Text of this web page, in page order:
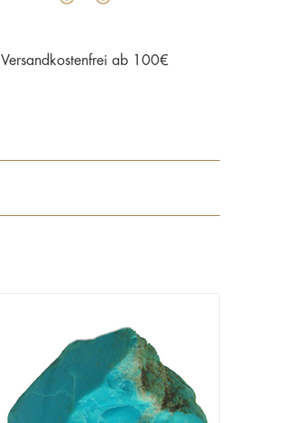
Versandkostenfrei ab 100€